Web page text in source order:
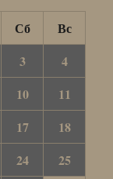
Сб
Вс
3
4
10
11
17
18
24
25